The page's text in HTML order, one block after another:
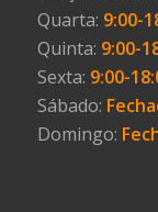
Quarta: 9:00-
Quinta: 9:00-
Sexta: 9:00-
Sábado:
Domingo: